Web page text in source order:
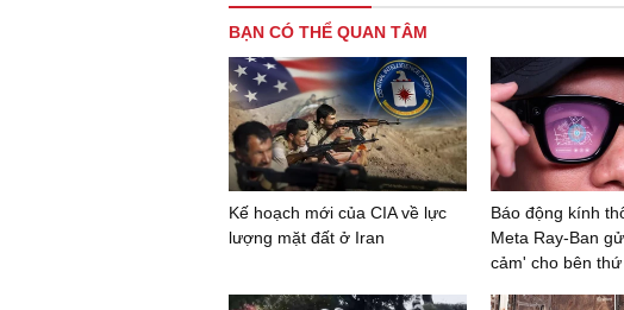
BẠN CÓ THỂ QUAN TÂM
Kế hoạch mới của CIA về lực
lượng mặt đất ở Iran
Báo động kính
Meta Ray-Ban
cảm' cho bên thứ